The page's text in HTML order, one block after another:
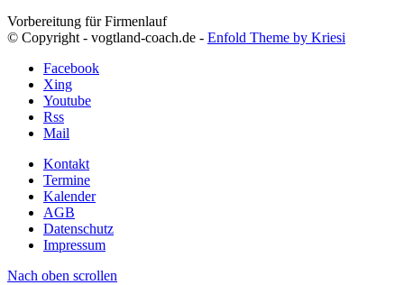
Vorbereitung für Firmenlauf
© Copyright - vogtland-coach.de - Enfold Theme by Kriesi
Facebook
Xing
Youtube
Rss
Mail
Kontakt
Termine
Kalender
AGB
Datenschutz
Impressum
Nach oben scrollen